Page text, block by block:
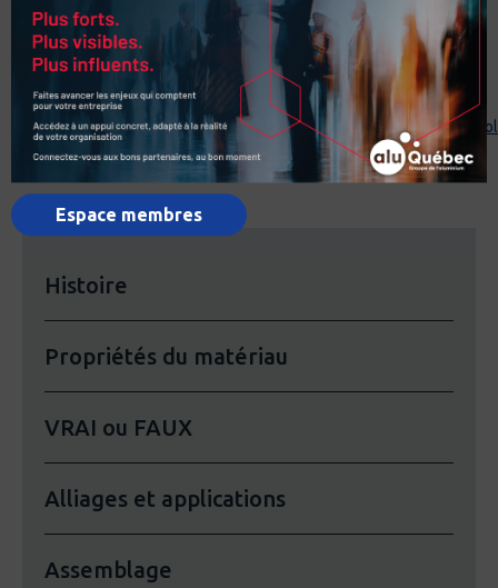
Espace membres
l’aluminium et l’acier dans le domaine du transport terrestre.
Canada : Conseil national de recherches Canada
[3] Vargel, C. (1999) Corrosion de l’Aluminium, Paris : DUNOD
[4] WebCorr corrosion consulting services, (1995-2017).
Different types of corrosion. En ligne. Repéré à
http://www.corrosionclinic.com/types_of_corrosion/
Histoire
Propriétés du matériau
VRAI ou FAUX
Alliages et applications
Assemblage